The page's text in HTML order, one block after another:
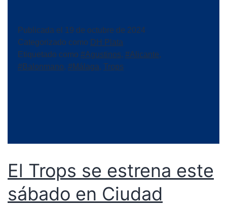
Publicada el
19 de octubre de 2024
Categorizado como DH Plata
Etiquetado como #Agustinos, #Alicante,
#Balonmano, #Málaga, Trops
El Trops se estrena este
sábado en Ciudad